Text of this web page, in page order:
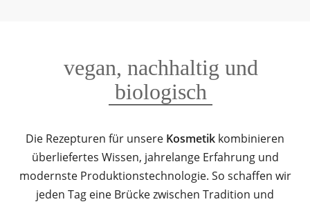
vegan, nachhaltig und
biologisch
Die Rezepturen für unsere Kosmetik kombinieren
überliefertes Wissen, jahrelange Erfahrung und
modernste Produktionstechnologie. So schaffen wir
jeden Tag eine Brücke zwischen Tradition und